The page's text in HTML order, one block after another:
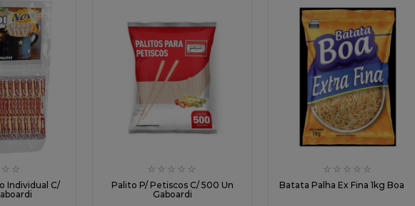
☆ ☆
Individual C/
☆ ☆ ☆ ☆ ☆
Palito P/ Petiscos C/ 500 Un
Gaboardi
☆ ☆ ☆ ☆ ☆
Batata Palha Ex Fina 1kg Boa